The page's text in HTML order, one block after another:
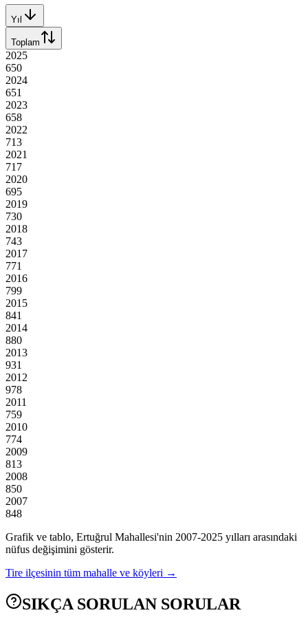
Yıl
Toplam
2025
650
2024
651
2023
658
2022
713
2021
717
2020
695
2019
730
2018
743
2017
771
2016
799
2015
841
2014
880
2013
931
2012
978
2011
759
2010
774
2009
813
2008
850
2007
848
Grafik ve tablo, Ertuğrul Mahallesi'nin 2007-2025 yılları arasındaki
nüfus değişimini gösterir.
Tire ilçesinin tüm mahalle ve köyleri →
SIKÇA SORULAN SORULAR